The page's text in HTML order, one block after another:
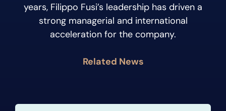
years, Filippo Fusi’s leadership has driven a
strong managerial and international
acceleration for the company.
Related News